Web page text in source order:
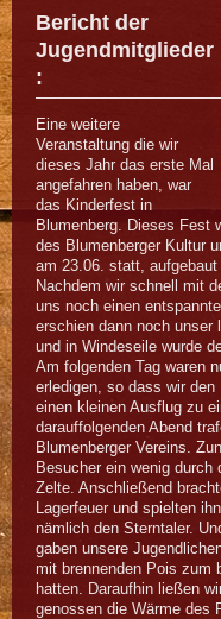
Bericht der
Jugendmitglieder
:
Eine weitere
Veranstaltung die wir
dieses Jahr das erste Mal
angefahren haben, war
das Kinderfest in
Blumenberg. Dieses Fest
des Blumenberger Kultur
am 23.06. statt,
Nachdem wir schnell mit
uns noch einen
erschien dann noch unser
und in Windeseile wurde
Am folgenden Tag waren
erledigen, so dass wir
einen kleinen Ausflug zu
darauffolgenden Abend
Blumenberger Vereins.
Besucher ein wenig durch
Zelte. Anschließend
Lagerfeuer und spielten
nämlich den Sterntaler.
gaben unsere
mit brennenden Pois zum
hatten. Daraufhin ließen
genossen die Wärme des